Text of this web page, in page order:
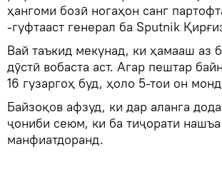
ҳангоми бозӣ ногаҳон санг
-гуфтааст генерал ба Sputnik
Вай таъкид мекунад, ки ҳамааш аз
дӯстӣ вобаста аст. Агар пештар
16 гузаргоҳ буд, ҳоло 5-тои он
Байзоқов афзуд, ки дар аланга
ҷониби сеюм, ки ба тиҷорати
манфиатдоранд.